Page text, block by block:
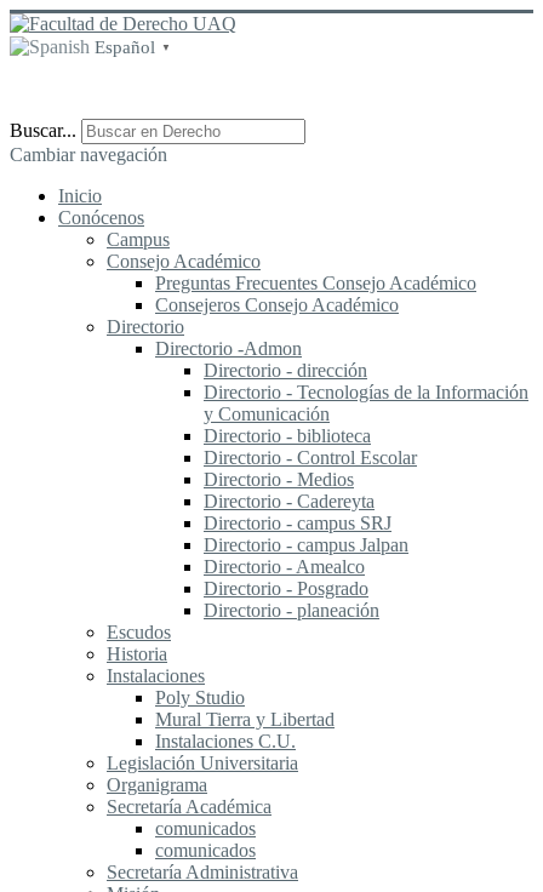
Español ▼
Buscar...
Cambiar navegación
Inicio
Conócenos
Campus
Consejo Académico
Preguntas Frecuentes Consejo Académico
Consejeros Consejo Académico
Directorio
Directorio -Admon
Directorio - dirección
Directorio - Tecnologías de la Información
y Comunicación
Directorio - biblioteca
Directorio - Control Escolar
Directorio - Medios
Directorio - Cadereyta
Directorio - campus SRJ
Directorio - campus Jalpan
Directorio - Amealco
Directorio - Posgrado
Directorio - planeación
Escudos
Historia
Instalaciones
Poly Studio
Mural Tierra y Libertad
Instalaciones C.U.
Legislación Universitaria
Organigrama
Secretaría Académica
comunicados
comunicados
Secretaría Administrativa